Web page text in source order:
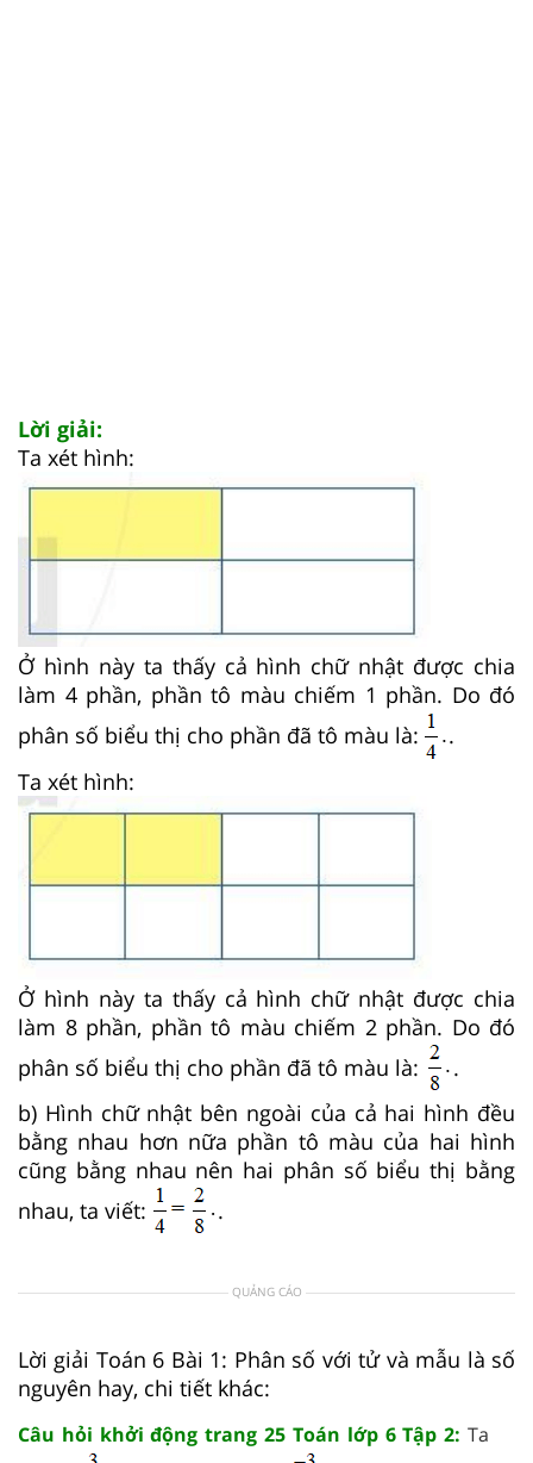
Lời giải:
Ta xét hình:
Ở hình này ta thấy cả hình chữ nhật được chia
làm 4 phần, phần tô màu chiếm 1 phần. Do đó
phân số biểu thị cho phần đã tô màu là:
.
Ta xét hình:
Ở hình này ta thấy cả hình chữ nhật được chia
làm 8 phần, phần tô màu chiếm 2 phần. Do đó
phân số biểu thị cho phần đã tô màu là:
.
b) Hình chữ nhật bên ngoài của cả hai hình đều
bằng nhau hơn nữa phần tô màu của hai hình
cũng bằng nhau nên hai phân số biểu thị bằng
nhau, ta viết:
.
QUẢNG CÁO
Lời giải Toán 6 Bài 1: Phân số với tử và mẫu là số
nguyên hay, chi tiết khác:
Câu hỏi khởi động trang 25 Toán lớp 6 Tập 2: Ta